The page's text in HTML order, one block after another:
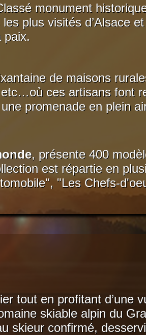
monument
plus visités d’Alsace
paix.
de maisons
ces artisans font
promenade en plein
, présente 400
est répartie en
"Les Chefs-
tout en profitant d’une
skiable alpin du
skieur confirmé,